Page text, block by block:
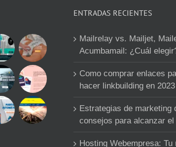
ENTRADAS RECIENTES
Mailrelay vs. Mailjet,
Acumbamail: ¿Cuál
Como comprar enlaces
hacer linkbuilding en 2023
Estrategias de marketing
consejos para alcanzar
Hosting Webempresa: Tu